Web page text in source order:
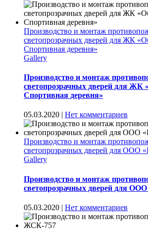
Производство и монтаж
светопрозрачных дверей для ЖК
Спортивная деревня»
Gallery
Производство и монтаж
светопрозрачных дверей для ЖК
Спортивная деревня»
05.03.2020 | Нет комментариев
Производство и монтаж
светопрозрачных дверей для ООО
Gallery
Производство и монтаж
светопрозрачных дверей для
05.03.2020 | Нет комментариев